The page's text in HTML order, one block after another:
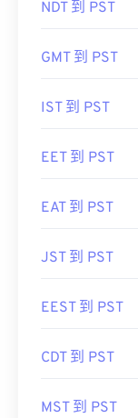
NDT 到 PST
GMT 到 PST
IST 到 PST
EET 到 PST
EAT 到 PST
JST 到 PST
EEST 到 PST
CDT 到 PST
MST 到 PST